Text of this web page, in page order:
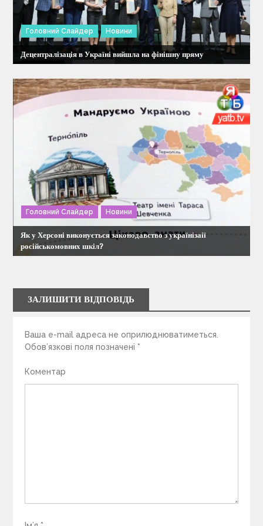
Головний Слайдер Новини
Децентралізація в Україні вийшла на фінішну пряму
Головний Слайдер Новини
Як у Херсоні виконується законодавство з українізаії
російськомовних шкіл?
ЗАЛИШИТИ ВІДПОВІДЬ
Ваша e-mail адреса не оприлюднюватиметься.
Обов’язкові поля позначені *
Коментар